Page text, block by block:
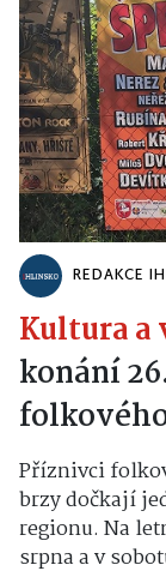
REDAKCE
Kultura a
konání
Příznivci
brzy dočkají
regionu. Na
srpna a v